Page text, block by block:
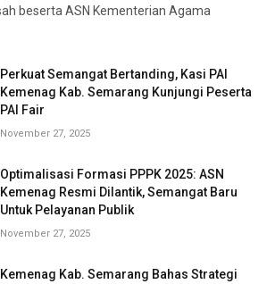
beserta ASN Kementerian Agama
Perkuat Semangat Bertanding, Kasi PAI
Kemenag Kab. Semarang Kunjungi Peserta
PAI Fair
November 27, 2025
Optimalisasi Formasi PPPK 2025: ASN
Kemenag Resmi Dilantik, Semangat Baru
Untuk Pelayanan Publik
November 27, 2025
Kemenag Kab. Semarang Bahas Strategi